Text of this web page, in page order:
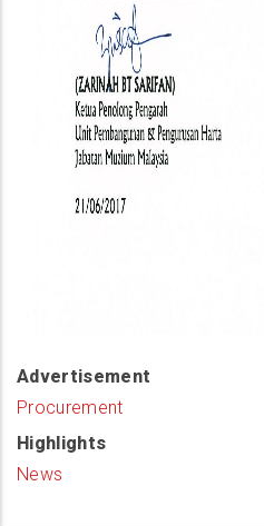
Advertisement
Procurement
Highlights
News